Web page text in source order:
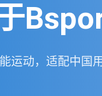
运动，适配中国